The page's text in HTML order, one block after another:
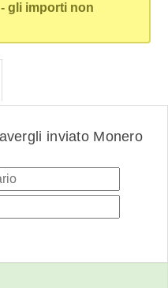
gli importi non
inviato Monero